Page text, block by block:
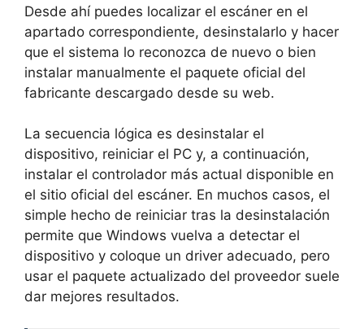
Desde ahí puedes localizar el escáner en el
apartado correspondiente, desinstalarlo y hacer
que el sistema lo reconozca de nuevo o bien
instalar manualmente el paquete oficial del
fabricante descargado desde su web.
La secuencia lógica es desinstalar el
dispositivo, reiniciar el PC y, a continuación,
instalar el controlador más actual disponible en
el sitio oficial del escáner. En muchos casos, el
simple hecho de reiniciar tras la desinstalación
permite que Windows vuelva a detectar el
dispositivo y coloque un driver adecuado, pero
usar el paquete actualizado del proveedor suele
dar mejores resultados.